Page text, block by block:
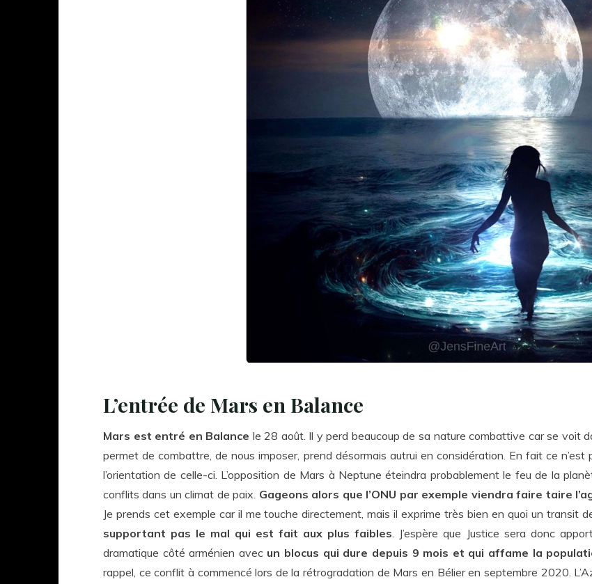
L’entrée de Mars en Balance
Mars est entré en Balance le 28 août. Il y perd beaucoup de sa nature combattive car se voit
permet de combattre, de nous imposer, prend désormais autrui en considération. En fait ce
l’orientation de celle-ci. L’opposition de Mars à Neptune éteindra probablement le feu de la
conflits dans un climat de paix. Gageons alors que l’ONU par exemple viendra faire taire
Je prends cet exemple car il me touche directement, mais il exprime très bien en quoi un transit
supportant pas le mal qui est fait aux plus faibles . J’espère que Justice sera donc
dramatique côté arménien avec un blocus qui dure depuis 9 mois et qui affame la
rappel, ce conflit à commencé lors de la rétrogradation de Mars en Bélier en septembre 2020.